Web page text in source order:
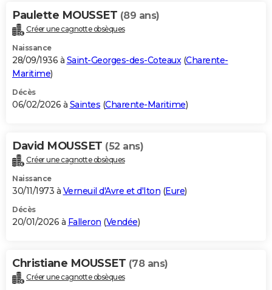
Paulette MOUSSET (89 ans)
Créer une cagnotte obsèques
Naissance
28/09/1936 à Saint-Georges-des-Coteaux(Charente-
Maritime)
Décès
06/02/2026 à Saintes (Charente-Maritime)
David MOUSSET (52 ans)
Créer une cagnotte obsèques
Naissance
30/11/1973 à Verneuil d'Avre et d'Iton (Eure)
Décès
20/01/2026 à Falleron (Vendée)
Christiane MOUSSET (78 ans)
Créer une cagnotte obsèques